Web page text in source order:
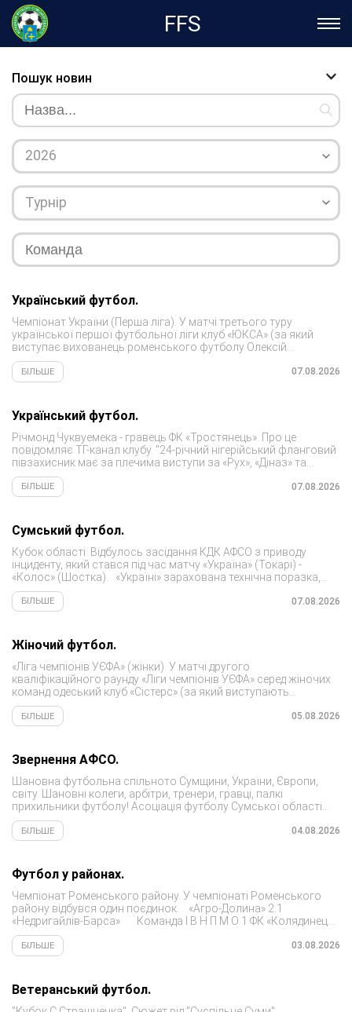
FFS
Український футбол.
Чемпіонат України (Перша ліга). У матчі третього туру
української першої футбольної ліги клуб «ЮКСА» (за який
виступає вихованець роменського футболу Олексій
БІЛЬШЕ 07.08.2026
Український футбол.
Річмонд Чуквуемека - гравець ФК «Тростянець». Про це
повідомляє ТГ-канал клубу. "24-річний нігерійський фланговий
півзахисник має за плечима виступи за «Рух», «Діназ» та
«Гірник-Спорт». У «Тростянці» Річмонд виступатиме під 66
номером. Вітаємо...
БІЛЬШЕ 07.08.2026
Сумський футбол.
Кубок області. Відбулось засідання КДК АФСО з приводу
інциденту, який стався під час матчу «Україна» (Токарі) -
«Колос» (Шостка). «Україні» зарахована технічна поразка,
БІЛЬШЕ 07.08.2026
Жіночий футбол.
«Ліга чемпіонів УЄФА» (жінки). У матчі другого
кваліфікаційного раунду «Ліги чемпіонів УЄФА» серед жіночих
команд одеський клуб «Сістерс» (за який виступають
футболістки Сумщини Яна Калініна та Катерина Самсон)
поступився «Спортінгу»....
БІЛЬШЕ 05.08.2026
Звернення АФСО.
Шановна футбольна спільното Сумщини, України, Європи,
світу. Шановні колеги, арбітри, тренери, гравці, палкі
прихильники футболу! Асоціація футболу Сумської області
висловлює свою щиру повагу та вдячність кожному, хто
попри всі виклики...
БІЛЬШЕ 04.08.2026
Футбол у районах.
Чемпіонат Роменського району. У чемпіонаті Роменського
району відбувся один поєдинок. «Агро-Долина» 2:1
«Недригайлів-Барса» Команда І В Н П М О 1 ФК «Колядинець»
6 6 0...
БІЛЬШЕ 03.08.2026
Ветеранський футбол.
Пошук новин
2026
Турнір